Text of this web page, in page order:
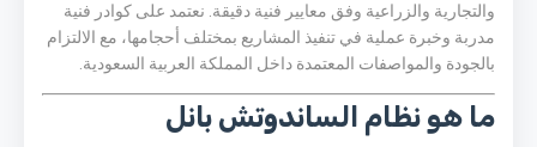
والتجارية والزراعية وفق معايير فنية دقيقة. نعتمد على كوادر فنية
مدربة وخبرة عملية في تنفيذ المشاريع بمختلف أحجامها، مع الالتزام
بالجودة والمواصفات المعتمدة داخل المملكة العربية السعودية.
ما هو نظام الساندوتش بانل